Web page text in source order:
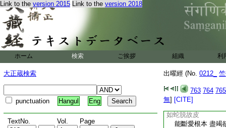
Link to the version 2015 Link to the version 2018
ホーム 検索 ご挨拶 組織 利
大正蔵検索
punctuation Hangul Eng
TextNo. Vol. Page
出曜經 (No. 0212_
763 764 765
無] [CITE]
叢林誹謗之名毀形
類從外而至。或被
外事來逼其身。猶
法所可移動。是以
樂者。苦至不以爲
故説曰。以勝叢林
山比丘不受苦
不念今後世 觀世
比丘勝彼此 如蛇
猶若明行人。意知
説曰。不念今後世
如蛇脱故皮
能斷愛根本 盡竭